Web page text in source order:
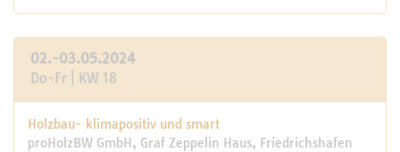
02.-03.05.2024
Do-Fr | KW 18
Holzbau- klimapositiv und smart
proHolzBW GmbH, Graf Zeppelin Haus, Friedrichshafen